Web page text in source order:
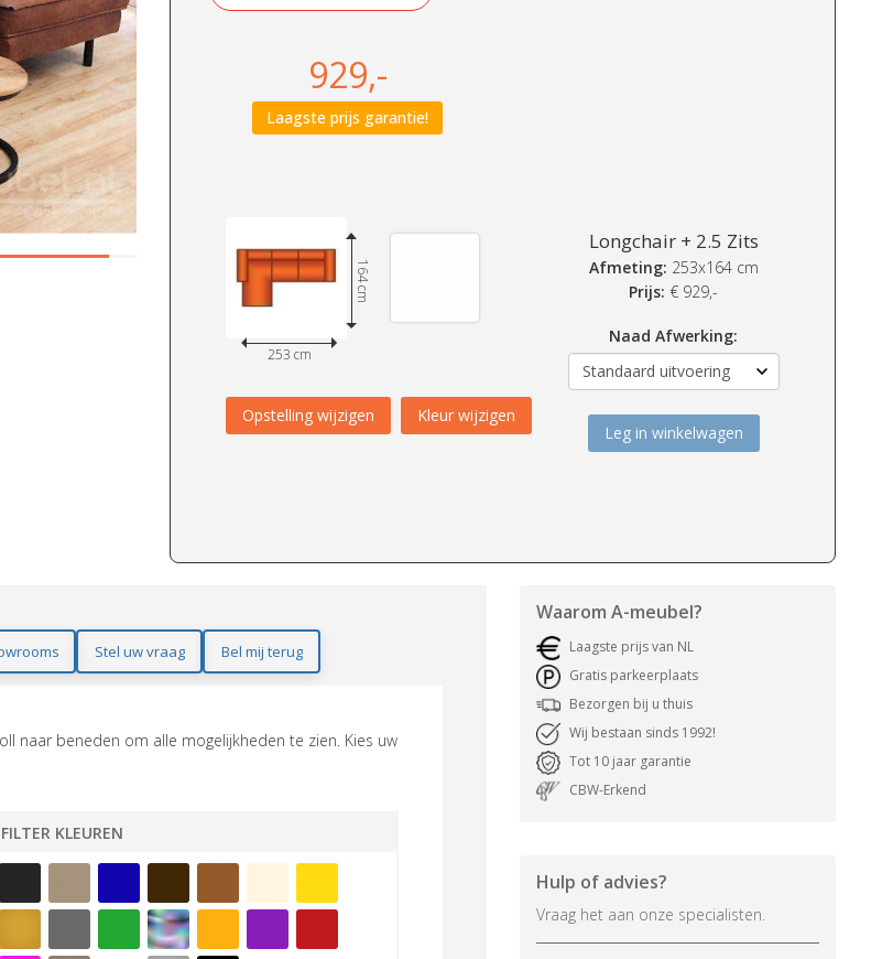
929,-
Laagste prijs garantie!
253 cm
164 cm
Opstelling wijzigen Kleur wijzigen
Longchair + 2.5 Zits
Afmeting: 253x164 cm
Prijs: € 929,-
Naad Afwerking:
Leg in winkelwagen
Stel uw vraag Bel mij terug
naar beneden om alle mogelijkheden te zien. Kies uw
FILTER KLEUREN
Waarom A-meubel?
Laagste prijs van NL
Gratis parkeerplaats
Bezorgen bij u thuis
Wij bestaan sinds 1992!
Tot 10 jaar garantie
CBW-Erkend
Hulp of advies?
Vraag het aan onze specialisten.